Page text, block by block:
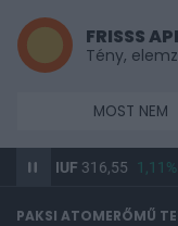
FRISSS
Tény,
MOST NEM
USD/HUF316,55 1,11%
PAKSI ATOMERŐMŰ